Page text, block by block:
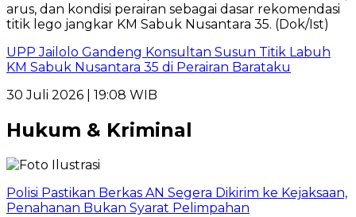
UPP Jailolo Gandeng Konsultan Susun Titik Labuh
KM Sabuk Nusantara 35 di Perairan Barataku
30 Juli 2026 | 19:08 WIB
Hukum & Kriminal
Polisi Pastikan Berkas AN Segera Dikirim ke Kejaksaan,
Penahanan Bukan Syarat Pelimpahan